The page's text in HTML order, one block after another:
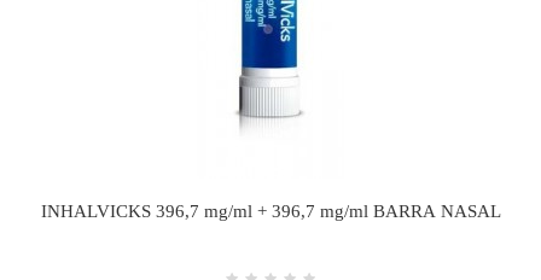
INHALVICKS 396,7 mg/ml + 396,7 mg/ml BARRA NASAL